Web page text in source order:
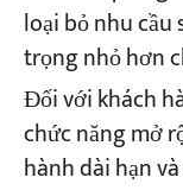
loại bỏ nhu cầu
trọng nhỏ hơn
Đối với khách
chức năng mở
hành dài hạn